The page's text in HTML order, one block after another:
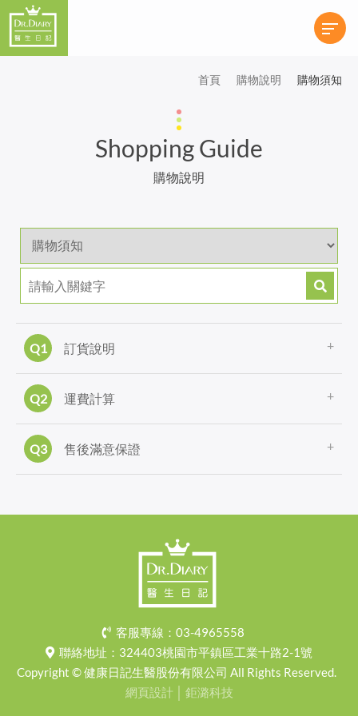
首頁 購物說明 購物須知
Shopping Guide
購物說明
訂貨說明
運費計算
售後滿意保證
客服專線： 03-4965558
聯絡地址： 324403桃園市平鎮區工業十路2-1號
Copyright © 健康日記生醫股份有限公司 All Rights Reserved.
網頁設計 │ 鉅潞科技